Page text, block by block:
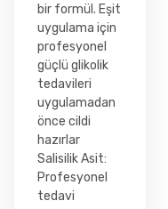
bir formül. Eşit
uygulama için
profesyonel
güçlü glikolik
tedavileri
uygulamadan
önce cildi
hazırlar
Salisilik Asit:
Profesyonel
tedavi